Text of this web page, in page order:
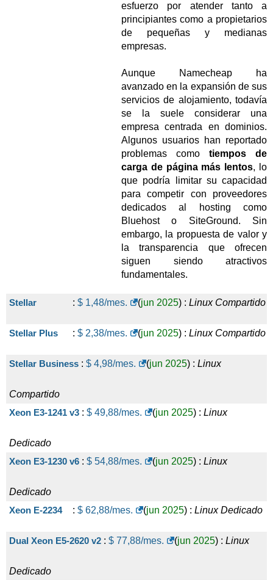
esfuerzo por atender tanto a
principiantes como a propietarios
de pequeñas y medianas
empresas.
Aunque Namecheap ha
avanzado en la expansión de sus
servicios de alojamiento, todavía
se la suele considerar una
empresa centrada en dominios.
Algunos usuarios han reportado
problemas como tiempos de
carga de página más lentos, lo
que podría limitar su capacidad
para competir con proveedores
dedicados al hosting como
Bluehost o SiteGround. Sin
embargo, la propuesta de valor y
la transparencia que ofrecen
siguen siendo atractivos
fundamentales.
Stellar : $ 1,48/mes. (jun 2025) : Linux Compartido
Stellar Plus : $ 2,38/mes. (jun 2025) : Linux Compartido
Stellar Business : $ 4,98/mes. (jun 2025) : Linux
Compartido
Xeon E3-1241 v3 : $ 49,88/mes. (jun 2025) : Linux
Dedicado
Xeon E3-1230 v6 : $ 54,88/mes. (jun 2025) : Linux
Dedicado
Xeon E-2234
: $ 62,88/mes. (jun 2025) : Linux Dedicado
Dual Xeon E5-2620 v2 : $ 77,88/mes. (jun 2025) : Linux
Dedicado